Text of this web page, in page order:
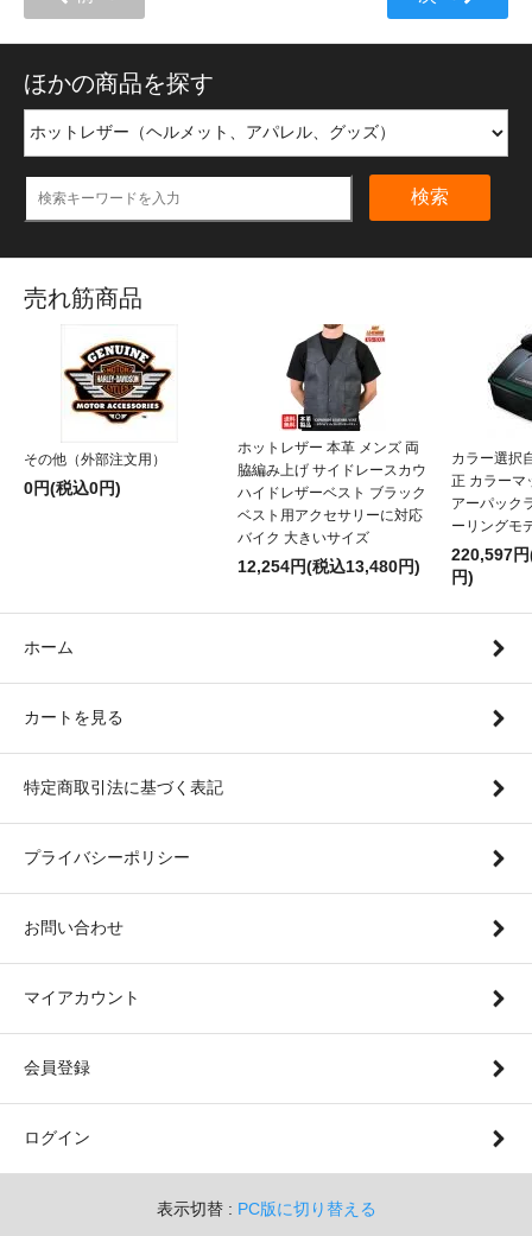
ほかの商品を探す
検索
売れ筋商品
その他（外部注文用）
0円(税込0円)
ホットレザー 本革 メンズ 両
脇編み上げ サイドレースカウ
ハイドレザーベスト ブラック
ベスト用アクセサリーに対応
バイク 大きいサイズ
12,254円(税込13,480円)
カラー選択
正 カラーマ
アーパック
ーリングモ
220,597
円)
ホーム
カートを見る
特定商取引法に基づく表記
プライバシーポリシー
お問い合わせ
マイアカウント
会員登録
ログイン
表示切替 : PC版に切り替える